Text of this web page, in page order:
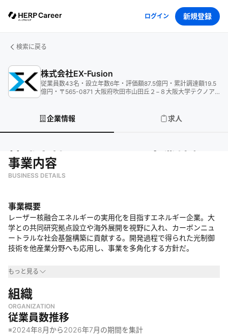
ログイン 新規登録
検索に戻る
株式会社EX-Fusion
従業員数43名 ・ 設立年数6年 ・ 評価額87.5億円 ・ 累計調達額19.5
億円 ・ 〒565-0871 大阪府吹田市山田丘２−８大阪大学テクノア
企業情報 求人
株式会社EX-Fusion
事業内容
BUSINESS DETAILS
事業概要
レーザー核融合エネルギーの実用化を目指すエネルギー企業。大
学との共同研究拠点設立や海外展開を視野に入れ、カーボンニュ
ートラルな社会基盤構築に貢献する。開発過程で得られた光制御
技術を他産業分野へも応用し、事業を多角化する方針だ。
事業領域
・エネルギー産業
・レーザー技術を活用する様々な産業分野（具体的な分野は明記
されていない）
なぜやっているのか
もっと見る
組織
ORGANIZATION
従業員数推移
※2024年8月から2026年7月の期間を集計